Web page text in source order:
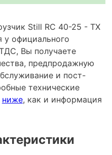
Still RC 40-25 - TX
у официального
Вы получаете
предпродажную
и пост-
технические
ниже, как и информация